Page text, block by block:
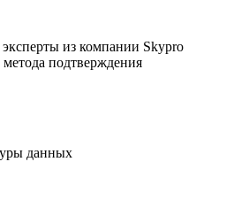
эксперты из компании Skypro
данных